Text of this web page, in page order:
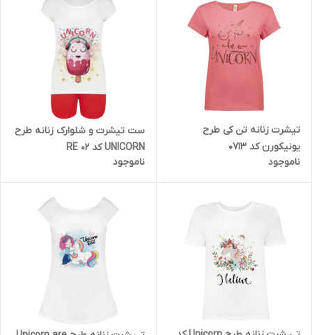
تیشرت زنانه تن کی طرح
یونیکورن کد 0713
ناموجود
ست تیشرت و شلوارک زنانه طرح
UNICORN کد 02 RE
ناموجود